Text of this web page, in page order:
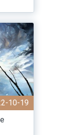
10-19